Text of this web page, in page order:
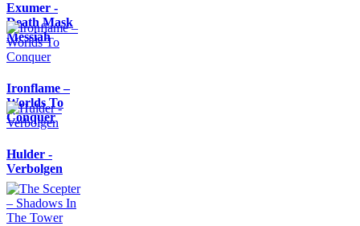
Exumer -
Death Mask
Messiah
Ironflame –
Worlds To
Conquer
Hulder -
Verbolgen